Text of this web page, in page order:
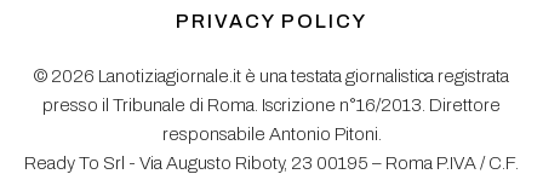
PRIVACY POLICY
© 2026 Lanotiziagiornale.it è una testata giornalistica registrata
presso il Tribunale di Roma. Iscrizione n°16/2013. Direttore
responsabile Antonio Pitoni.
Ready To Srl - Via Augusto Riboty, 23 00195 – Roma P.IVA / C.F.